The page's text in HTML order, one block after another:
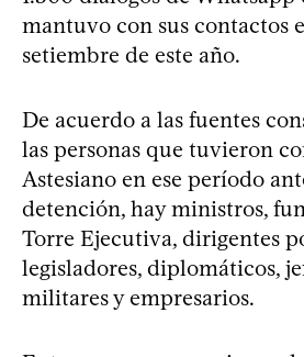
mantuvo con sus contactos
setiembre de este año.
De acuerdo a las fuentes
las personas que tuvieron
Astesiano en ese período
detención, hay ministros,
Torre Ejecutiva, dirigentes
legisladores, diplomáticos,
militares y empresarios.